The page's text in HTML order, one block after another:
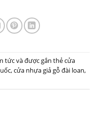
tứcvà được gắn thẻcửa
,cửa nhựa giả gỗ đài loan,